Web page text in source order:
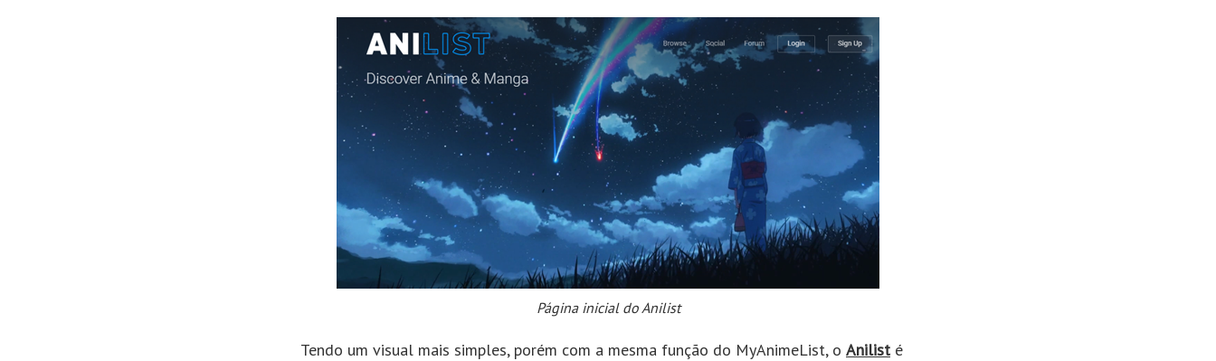
Página inicial do Anilist
Tendo um visual mais simples, porém com a mesma função do MyAnimeList, o Anilist é